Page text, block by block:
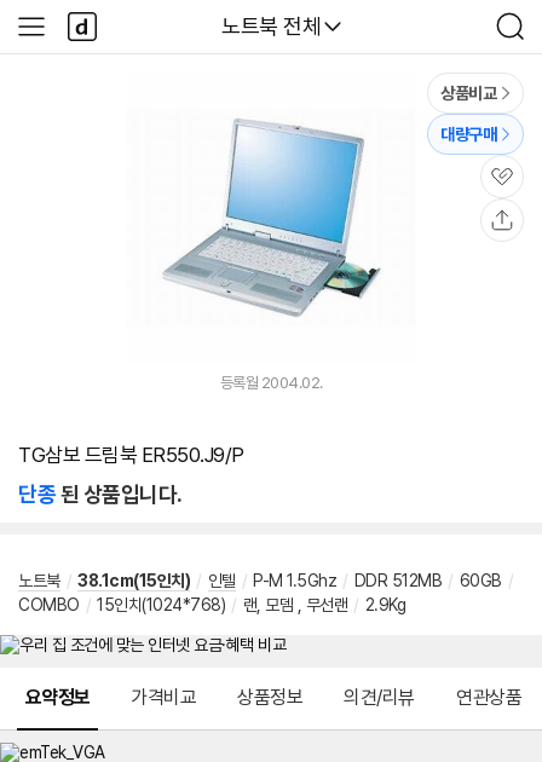
다나와
노트북 전체
검
색
사
이
다
나
와
상품비교
대량구매
관
심
등록월 2004.02.
TG삼보 드림북 ER550.J9/P
단종된 상품입니다.
노트북 / 38.1cm(15인치) / 인텔 / P-M 1.5Ghz / DDR 512MB / 60GB /
COMBO / 15인치(1024*768) / 랜, 모뎀 , 무선랜 / 2.9Kg
요약정보 가격비교 상품정보 의견/리뷰 연관상품